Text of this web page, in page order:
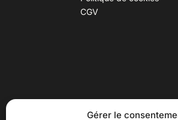
Gérer le
CGV
30 B rue Dr Rebatel,